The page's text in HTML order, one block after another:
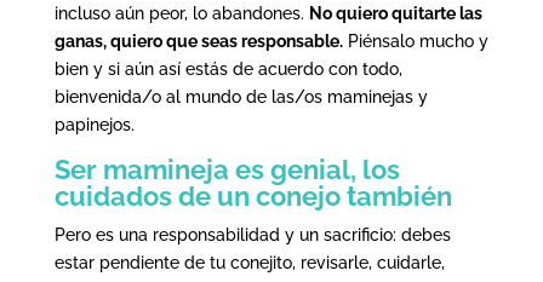
incluso aún peor, lo abandones. No quiero quitarte las
ganas, quiero que seas responsable.Piénsalo mucho y
bien y si aún así estás de acuerdo con todo,
bienvenida/o al mundo de las/os maminejas y
papinejos.
Ser mamineja es genial, los
cuidados de un conejo también
Pero es una responsabilidad y un sacrificio: debes
estar pendiente de tu conejito, revisarle, cuidarle,